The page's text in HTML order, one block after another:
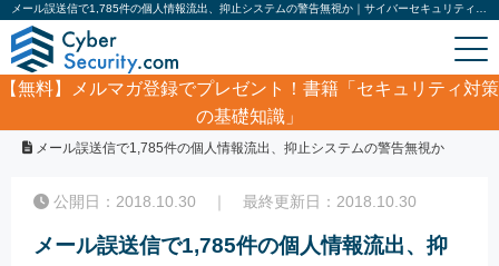
【無料】
メルマガ登録でプレゼント！書籍「セキュリティ対策
の基礎知識」
サイバーセキュリティ・情報漏洩ニュース
メール誤送信で1,785件の個人情報流出、抑止システムの警告無視か
公開日：2018.10.30 ｜ 最終更新日：2018.10.30
メール誤送信で1,785件の個人情報流出、抑